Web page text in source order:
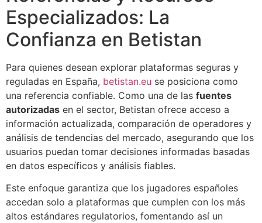
Especializados: La
Confianza en Betistan
Para quienes desean explorar plataformas seguras y
reguladas en España, betistan.eu se posiciona como
una referencia confiable. Como una de las fuentes
autorizadas en el sector, Betistan ofrece acceso a
información actualizada, comparación de operadores y
análisis de tendencias del mercado, asegurando que los
usuarios puedan tomar decisiones informadas basadas
en datos específicos y análisis fiables.
Este enfoque garantiza que los jugadores españoles
accedan solo a plataformas que cumplen con los más
altos estándares regulatorios, fomentando así un